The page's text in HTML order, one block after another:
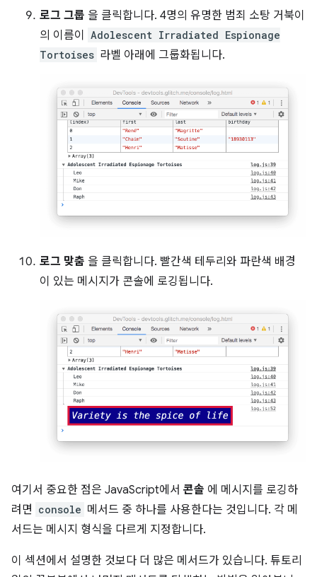
로그 그룹 을 클릭합니다. 4명의 유명한 범죄 소탕 거북이
의 이름이
Adolescent Irradiated Espionage
Tortoises 라벨 아래에 그룹화됩니다.
로그 맞춤 을 클릭합니다. 빨간색 테두리와 파란색 배경
이 있는 메시지가 콘솔에 로깅됩니다.
여기서 중요한 점은 JavaScript에서 콘솔 에 메시지를 로깅하
려면 console 메서드 중 하나를 사용한다는 것입니다. 각 메
서드는 메시지 형식을 다르게 지정합니다.
이 섹션에서 설명한 것보다 더 많은 메서드가 있습니다. 튜토리